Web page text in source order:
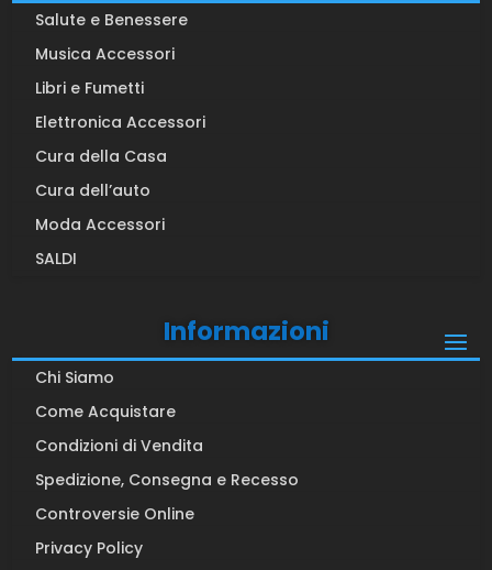
Salute e Benessere
Musica Accessori
Libri e Fumetti
Elettronica Accessori
Cura della Casa
Cura dell’auto
Moda Accessori
SALDI
Informazioni
Chi Siamo
Come Acquistare
Condizioni di Vendita
Spedizione, Consegna e Recesso
Controversie Online
Privacy Policy